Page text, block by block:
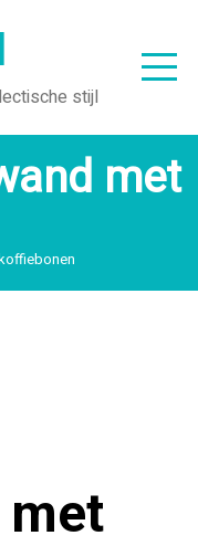
stijl
met
met